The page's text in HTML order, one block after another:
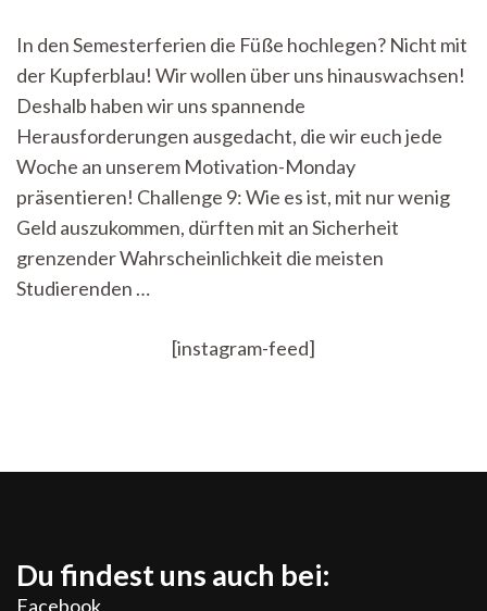
In den Semesterferien die Füße hochlegen? Nicht mit
der Kupferblau! Wir wollen über uns hinauswachsen!
Deshalb haben wir uns spannende
Herausforderungen ausgedacht, die wir euch jede
Woche an unserem Motivation-Monday
präsentieren! Challenge 9: Wie es ist, mit nur wenig
Geld auszukommen, dürften mit an Sicherheit
grenzender Wahrscheinlichkeit die meisten
Studierenden …
[instagram-feed]
Du findest uns auch bei:
Facebook